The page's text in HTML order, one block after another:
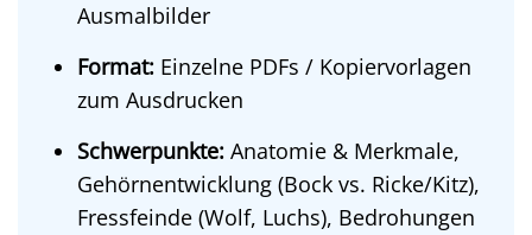
Ausmalbilder
Format: Einzelne PDFs / Kopiervorlagen
zum Ausdrucken
Schwerpunkte: Anatomie & Merkmale,
Gehörnentwicklung (Bock vs. Ricke/Kitz),
Fressfeinde (Wolf, Luchs), Bedrohungen